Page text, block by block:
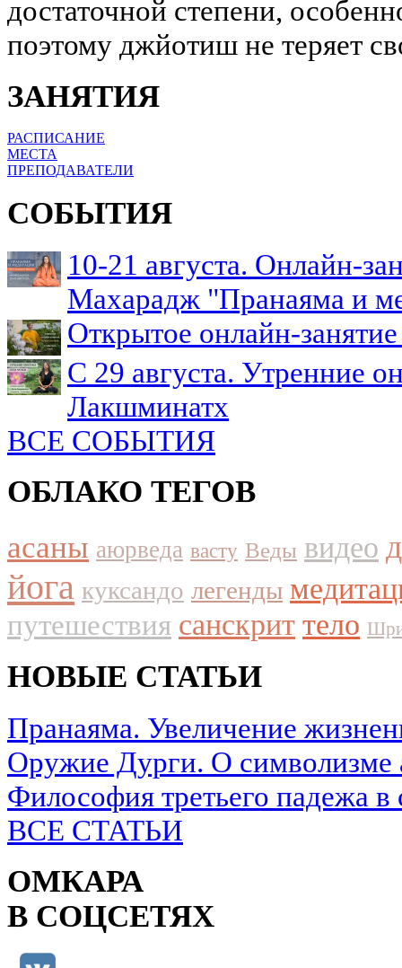
достаточной степени,
поэтому джйотиш не теряет
ЗАНЯТИЯ
РАСПИСАНИЕ
МЕСТА
ПРЕПОДАВАТЕЛИ
СОБЫТИЯ
10-21 августа. Онлайн-
Махарадж "Пранаяма и
Открытое онлайн-
С 29 августа. Утренние
Лакшминатх
ВСЕ СОБЫТИЯ
ОБЛАКО ТЕГОВ
асаны аюрведа васту Веды видео
йога куксандо легенды
путешествия санскрит тело
НОВЫЕ СТАТЬИ
Пранаяма. Увеличение
Оружие Дурги. О символизме
Философия третьего падежа в
ВСЕ СТАТЬИ
ОМКАРА
В СОЦСЕТЯХ